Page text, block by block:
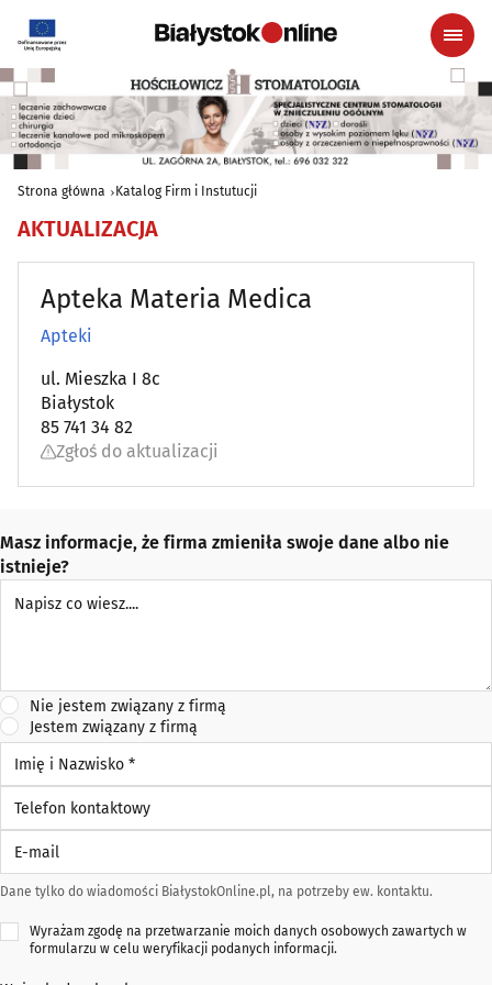
Strona główna Katalog Firm i Instutucji
AKTUALIZACJA
Apteka Materia Medica
Apteki
ul. Mieszka I 8c
Białystok
85 741 34 82
Zgłoś do aktualizacji
Masz informacje, że firma zmieniła swoje dane albo nie
istnieje?
Nie jestem związany z firmą
Jestem związany z firmą
Dane tylko do wiadomości BiałystokOnline.pl, na potrzeby ew. kontaktu.
Wyrażam zgodę na przetwarzanie moich danych osobowych zawartych w
formularzu w celu weryfikacji podanych informacji.